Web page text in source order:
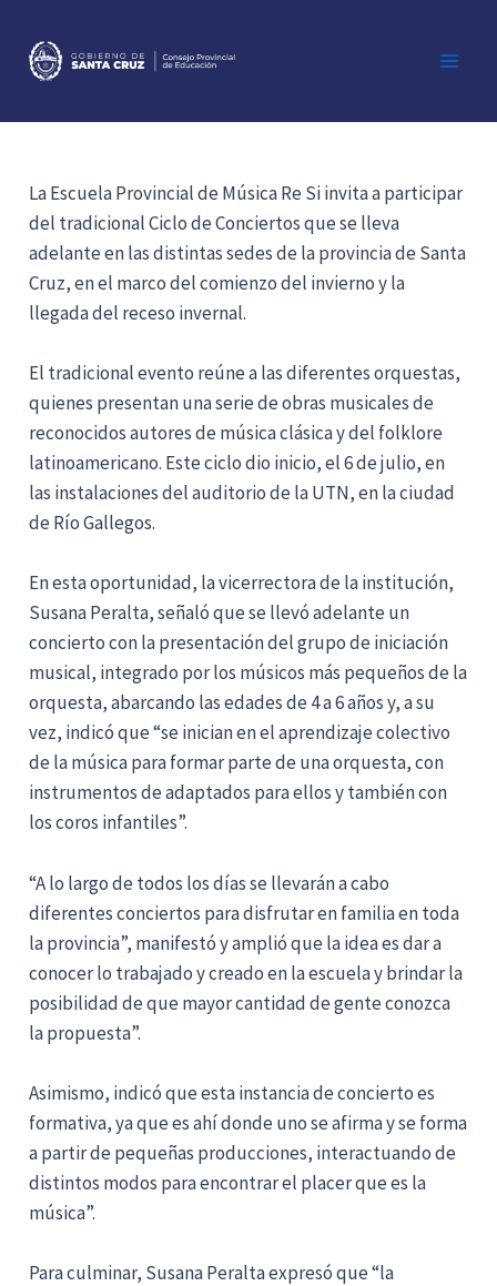
contenido
La Escuela Provincial de Música Re Si invita a participar
del tradicional Ciclo de Conciertos que se lleva
adelante en las distintas sedes de la provincia de Santa
Cruz, en el marco del comienzo del invierno y la
llegada del receso invernal.
El tradicional evento reúne a las diferentes orquestas,
quienes presentan una serie de obras musicales de
reconocidos autores de música clásica y del folklore
latinoamericano. Este ciclo dio inicio, el 6 de julio, en
las instalaciones del auditorio de la UTN, en la ciudad
de Río Gallegos.
En esta oportunidad, la vicerrectora de la institución,
Susana Peralta, señaló que se llevó adelante un
concierto con la presentación del grupo de iniciación
musical, integrado por los músicos más pequeños de la
orquesta, abarcando las edades de 4 a 6 años y, a su
vez, indicó que “se inician en el aprendizaje colectivo
de la música para formar parte de una orquesta, con
instrumentos de adaptados para ellos y también con
los coros infantiles”.
“A lo largo de todos los días se llevarán a cabo
diferentes conciertos para disfrutar en familia en toda
la provincia”, manifestó y amplió que la idea es dar a
conocer lo trabajado y creado en la escuela y brindar la
posibilidad de que mayor cantidad de gente conozca
la propuesta”.
Asimismo, indicó que esta instancia de concierto es
formativa, ya que es ahí donde uno se afirma y se forma
a partir de pequeñas producciones, interactuando de
distintos modos para encontrar el placer que es la
música”.
Para culminar, Susana Peralta expresó que “la